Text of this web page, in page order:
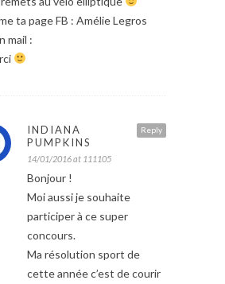
ta page FB : Amélie Legros
mail :
Reply
INDIANA
PUMPKINS
14/01/2016 at 111105
Bonjour !
Moi aussi je souhaite
participer à ce super
concours.
Ma résolution sport de
cette année c’est de courir